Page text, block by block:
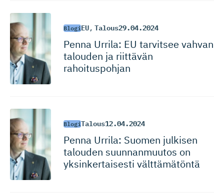
BlogiEU, Talous29.04.2024
Penna Urrila: EU tarvitsee vahvan
talouden ja riittävän
rahoituspohjan
BlogiTalous12.04.2024
Penna Urrila: Suomen julkisen
talouden suunnanmuutos on
yksinkertaisesti välttämätöntä